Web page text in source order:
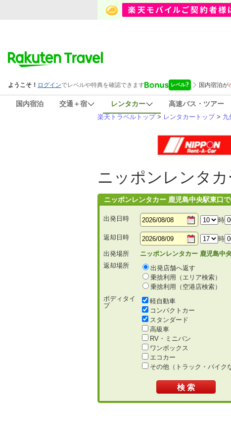
国内宿泊 交通＋宿 レンタカー 高速バス・ツアー
楽天トラベルトップ> レンタカートップ> 九
ニッポンレンタ
ニッポンレンタカー 鹿児島中央駅東口
出発日時 時
返却日時 時
出発場所
ニッポンレンタカー 鹿児島中
返却場所
出発店舗へ返す
乗捨利用（エリア検索）
乗捨利用（空港店検索）
ボディタイ
プ
軽自動車
コンパクトカー
スタンダード
高級車
RV・ミニバン
ワンボックス
エコカー
その他（トラック・バイク
検 索